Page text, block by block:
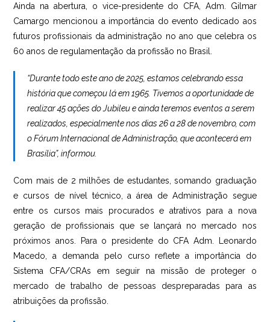
Ainda na abertura, o vice-presidente do CFA, Adm. Gilmar
Camargo mencionou a importância do evento dedicado aos
futuros profissionais da administração no ano que celebra os
60 anos de regulamentação da profissão no Brasil.
“Durante todo este ano de 2025, estamos celebrando essa
história que começou lá em 1965. Tivemos a oportunidade de
realizar 45 ações do Jubileu e ainda teremos eventos a serem
realizados, especialmente nos dias 26 a 28 de novembro, com
o Fórum Internacional de Administração, que acontecerá em
Brasília”, informou.
Com mais de 2 milhões de estudantes, somando graduação
e cursos de nível técnico, a área de Administração segue
entre os cursos mais procurados e atrativos para a nova
geração de profissionais que se lançará no mercado nos
próximos anos. Para o presidente do CFA Adm. Leonardo
Macedo, a demanda pelo curso reflete a importância do
Sistema CFA/CRAs em seguir na missão de proteger o
mercado de trabalho de pessoas despreparadas para as
atribuições da profissão.